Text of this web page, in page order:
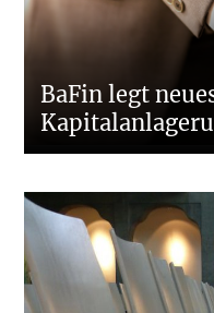
BaFin legt